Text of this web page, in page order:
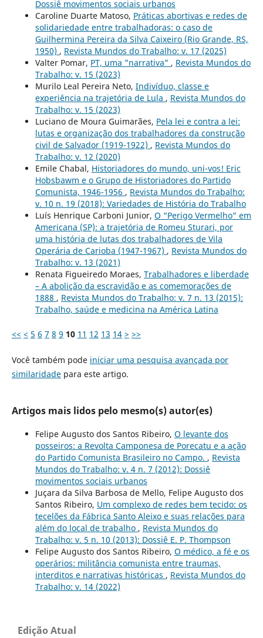
Dossiê movimentos sociais urbanos
Caroline Duarte Matoso, Práticas abortivas e redes de
solidariedade entre trabalhadoras: o caso de
Guilhermina Pereira da Silva Caixeiro (Rio Grande, RS,
1950) , Revista Mundos do Trabalho: v. 17 (2025)
Valter Pomar, PT, uma "narrativa" , Revista Mundos do
Trabalho: v. 15 (2023)
Murilo Leal Pereira Neto, Indivíduo, classe e
experiência na trajetória de Lula , Revista Mundos do
Trabalho: v. 15 (2023)
Luciano de Moura Guimarães, Pela lei e contra a lei:
lutas e organização dos trabalhadores da construção
civil de Salvador (1919-1922) , Revista Mundos do
Trabalho: v. 12 (2020)
Emile Chabal, Historiadores do mundo, uni-vos! Eric
Hobsbawm e o Grupo de Historiadores do Partido
Comunista, 1946-1956 , Revista Mundos do Trabalho:
v. 10 n. 19 (2018): Variedades de História do Trabalho
Luís Henrique Carboni Junior, O “Perigo Vermelho” em
Americana (SP): a trajetória de Romeu Sturari, por
uma história de lutas dos trabalhadores de Vila
Operária de Carioba (1947-1967) , Revista Mundos do
Trabalho: v. 13 (2021)
Renata Figueiredo Moraes, Trabalhadores e liberdade
– A abolição da escravidão e as comemorações de
1888 , Revista Mundos do Trabalho: v. 7 n. 13 (2015):
Trabalho, saúde e medicina na América Latina
<< < 5 6 7 8 9 10 11 12 13 14 > >>
Você também pode iniciar uma pesquisa avançada por
similaridadepara este artigo.
Artigos mais lidos pelo mesmo(s) autor(es)
Felipe Augusto dos Santos Ribeiro, O levante dos
posseiros: a Revolta Camponesa de Porecatu e a ação
do Partido Comunista Brasileiro no Campo. , Revista
Mundos do Trabalho: v. 4 n. 7 (2012): Dossiê
movimentos sociais urbanos
Juçara da Silva Barbosa de Mello, Felipe Augusto dos
Santos Ribeiro, Um complexo de redes bem tecido: os
tecelões da Fábrica Santo Aleixo e suas relações para
além do local de trabalho , Revista Mundos do
Trabalho: v. 5 n. 10 (2013): Dossiê E. P. Thompson
Felipe Augusto dos Santos Ribeiro, O médico, a fé e os
operários: militância comunista entre traumas,
interditos e narrativas históricas , Revista Mundos do
Trabalho: v. 14 (2022)
Edição Atual